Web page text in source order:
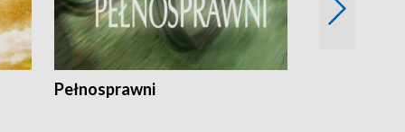
Pełnosprawni